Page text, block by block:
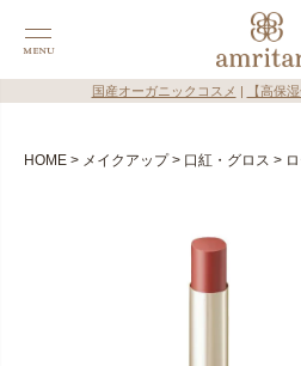
国産オーガニックコスメ 【高保
HOME メイクアップ 口紅・グロス